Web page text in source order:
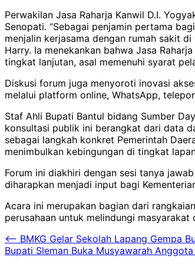
Perwakilan Jasa Raharja Kanwil D.I.
Senopati. “Sebagai penjamin pertama
menjalin kerjasama dengan rumah sakit
Harry. Ia menekankan bahwa Jasa
tingkat lanjutan, asal memenuhi syarat
Diskusi forum juga menyoroti inovasi
melalui platform online, WhatsApp,
Staf Ahli Bupati Bantul bidang Sumber
konsultasi publik ini berangkat dari data
sebagai langkah konkret Pemerintah
menimbulkan kebingungan di tingkat
Forum ini diakhiri dengan sesi tanya
diharapkan menjadi input bagi
Acara ini merupakan bagian dari
perusahaan untuk melindungi
Navigasi
pos
⟵ BMKG Gelar Sekolah Lapang Gempa
Bupati Sleman Buka Musyawarah